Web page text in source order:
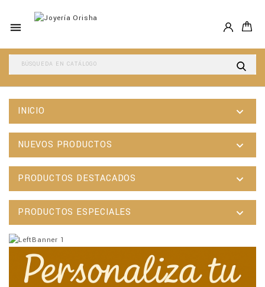

INICIO 
NUEVOS PRODUCTOS 
PRODUCTOS DESTACADOS 
PRODUCTOS ESPECIALES 